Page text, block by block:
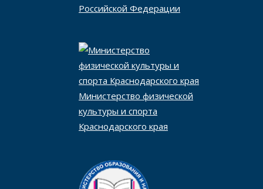
Российской Федерации
Министерство физической
культуры и спорта
Краснодарского края